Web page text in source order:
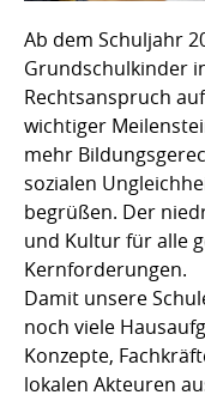
Ab dem Schuljahr
Grundschulkinder
Rechtsanspruch
wichtiger
mehr
sozialen
begrüßen. Der
und Kultur für alle
Kernforderungen.
Damit unsere
noch viele
Konzepte,
lokalen Akteuren